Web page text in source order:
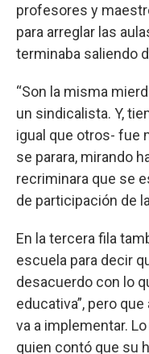
profesores y
para arreglar las
terminaba saliendo
“Son la misma
un sindicalista. Y,
igual que otros- fue
se parara, mirando
recriminara que se
de participación de
En la tercera fila
escuela para decir
desacuerdo con lo
educativa”, pero
va a implementar.
quien contó que su